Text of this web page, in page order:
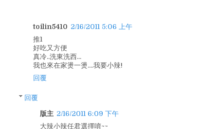
toilin5410 2/16/2011 5:06 上午
推1
好吃又方便
真冷..洗東洗西...
我也來在家燙一燙....我要小辣!
回覆
回覆
版主 2/16/2011 6:09 下午
大辣小辣任君選擇唷~~